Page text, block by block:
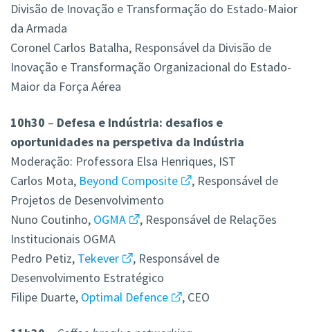
Divisão de Inovação e Transformação do Estado-Maior
da Armada
Coronel Carlos Batalha, Responsável da Divisão de
Inovação e Transformação Organizacional do Estado-
Maior da Força Aérea
10h30 – Defesa e Indústria: desafios e
oportunidades na perspetiva da Indústria
Moderação: Professora Elsa Henriques, IST
Carlos Mota, Beyond Composite
, Responsável de
Projetos de Desenvolvimento
Nuno Coutinho, OGMA
, Responsável de Relações
Institucionais OGMA
Pedro Petiz, Tekever
, Responsável de
Desenvolvimento Estratégico
Filipe Duarte, Optimal Defence , CEO